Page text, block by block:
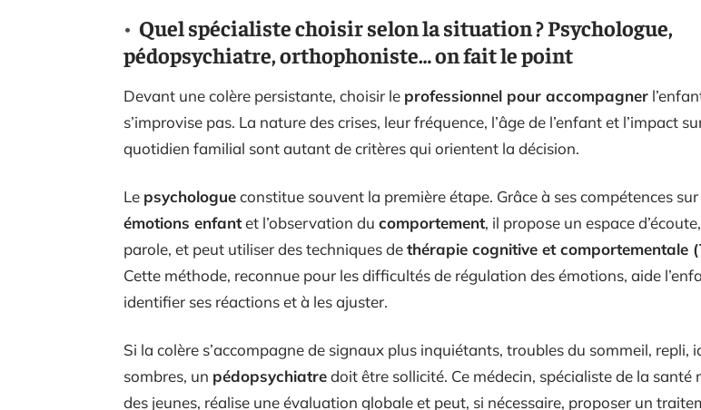
Quel spécialiste choisir selon la situation ? Psychologue,
pédopsychiatre, orthophoniste… on fait le point
Devant une colère persistante, choisir le professionnel pour accompagner
s’improvise pas. La nature des crises, leur fréquence, l’âge de l’enfant et l’impact
quotidien familial sont autant de critères qui orientent la décision.
Le psychologueconstitue souvent la première étape. Grâce à ses compétences sur
émotions enfantet l’observation du comportement, il propose un espace
parole, et peut utiliser des techniques dethérapie cognitive et comportementale
Cette méthode, reconnue pour les difficultés de régulation des émotions, aide
identifier ses réactions et à les ajuster.
Si la colère s’accompagne de signaux plus inquiétants, troubles du sommeil, repli,
sombres, un pédopsychiatredoit être sollicité. Ce médecin, spécialiste de la santé
des jeunes, réalise une évaluation globale et peut, si nécessaire, proposer un